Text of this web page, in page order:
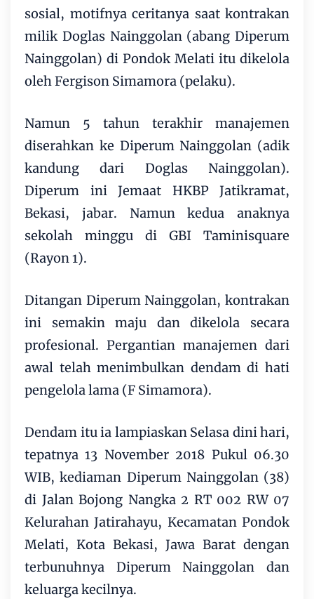
sosial, motifnya ceritanya saat kontrakan
milik Doglas Nainggolan (abang Diperum
Nainggolan) di Pondok Melati itu dikelola
oleh Fergison Simamora (pelaku).
Namun 5 tahun terakhir manajemen
diserahkan ke Diperum Nainggolan (adik
kandung dari Doglas Nainggolan).
Diperum ini Jemaat HKBP Jatikramat,
Bekasi, jabar. Namun kedua anaknya
sekolah minggu di GBI Taminisquare
(Rayon 1).
Ditangan Diperum Nainggolan, kontrakan
ini semakin maju dan dikelola secara
profesional. Pergantian manajemen dari
awal telah menimbulkan dendam di hati
pengelola lama (F Simamora).
Dendam itu ia lampiaskan Selasa dini hari,
tepatnya 13 November 2018 Pukul 06.30
WIB, kediaman Diperum Nainggolan (38)
di Jalan Bojong Nangka 2 RT 002 RW 07
Kelurahan Jatirahayu, Kecamatan Pondok
Melati, Kota Bekasi, Jawa Barat dengan
terbunuhnya Diperum Nainggolan dan
keluarga kecilnya.